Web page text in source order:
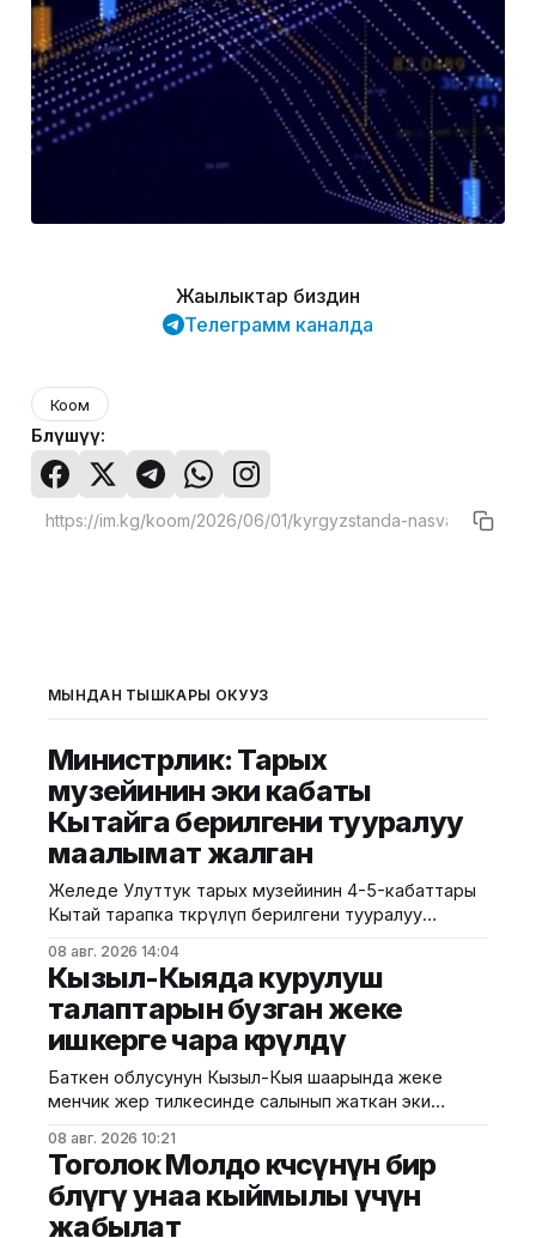
Жаңылыктар биздин
Телеграмм каналда
Коом
Бөлүшүү:
МЫНДАН ТЫШКАРЫ ОКУҢУЗ
Министрлик: Тарых
музейинин эки кабаты
Кытайга берилгени тууралуу
маалымат жалган
Желеде Улуттук тарых музейинин 4-5-кабаттары
Кытай тарапка өткөрүлүп берилгени тууралуу
Маданият, маалымат жана жаштар саясаты
министрлиги билдирди. Министрликтин
маалыматына караганда, музейдин эч бир бөлүгү
чет өлкөлүк мекемелерге менчикке, ижарага же
туруктуу пайдаланууга берилген эмес.
Белгилегендей, “Гармония сулуулукту жаратат:
Байыркы Кытай цивилизациясынын көркөм өнөр
08 авг. 2026 14:04
Кызыл-Кыяда курулуш
талаптарын бузган жеке
ишкерге чара көрүлдү
Баткен облусунун Кызыл-Кыя шаарында жеке
менчик жер тилкесинде салынып жаткан эки
бузуулар аныкталды. Бул тууралуу Курулуш,
архитектура жана турак жай-коммуналдык чарба
министрлигинин басма сөз кызматы билдирди.
Маалыматка ылайык, Кулатов көчөсүндө жайгашкан
08 авг. 2026 10:21
Тоголок Молдо көчөсүнүн бир
бөлүгү унаа кыймылы үчүн
жабылат